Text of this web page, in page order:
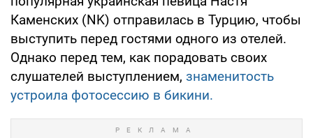
Каменских (NK) отправилась в Турцию, чтобы
выступить перед гостями одного из отелей.
Однако перед тем, как порадовать своих
слушателей выступлением, знаменитость
устроила фотосессию в бикини.